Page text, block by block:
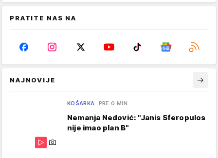
PRATITE NAS NA
NAJNOVIJE
KOŠARKA PRE 0 MIN
Nemanja Nedović: "Janis Sferopulos
nije imao plan B"